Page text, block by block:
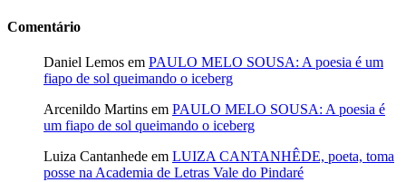
Comentário
Daniel Lemos em PAULO MELO SOUSA: A poesia é um
fiapo de sol queimando o iceberg
Arcenildo Martins em PAULO MELO SOUSA: A poesia é
um fiapo de sol queimando o iceberg
Luiza Cantanhede em LUIZA CANTANHÊDE, poeta, toma
posse na Academia de Letras Vale do Pindaré